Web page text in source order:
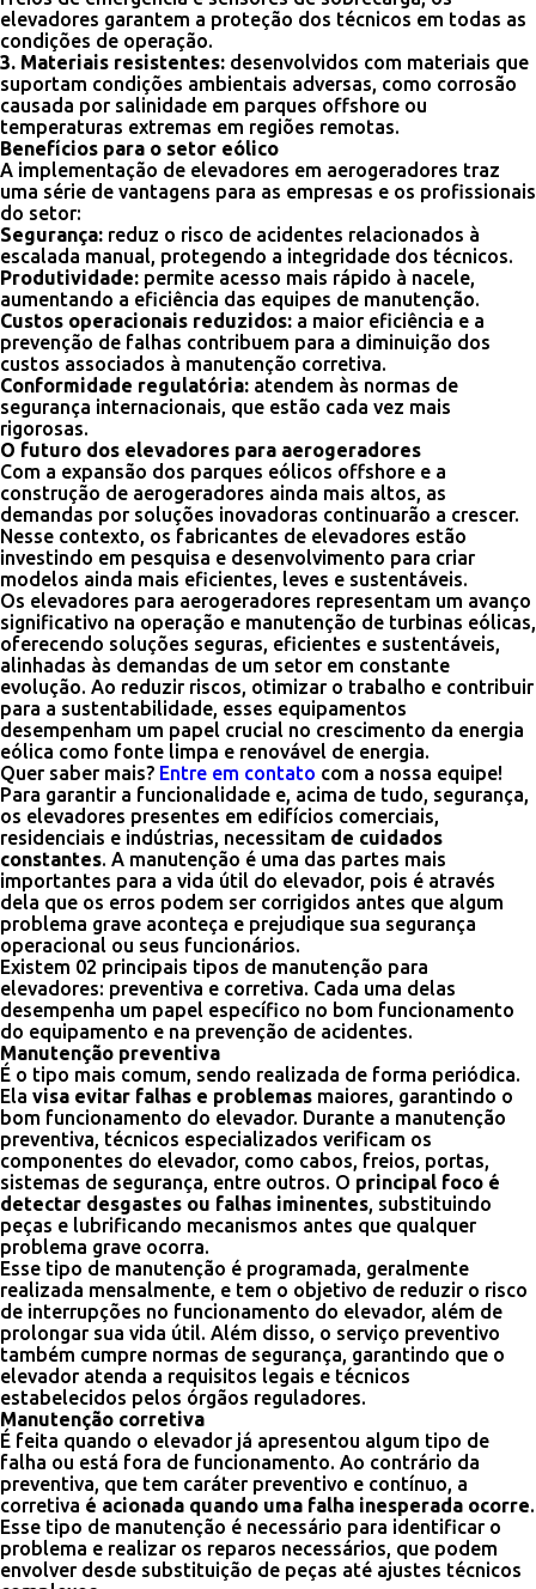
elevadores garantem a proteção dos técnicos em todas as
condições de operação.
3. Materiais resistentes: desenvolvidos com materiais que
suportam condições ambientais adversas, como corrosão
causada por salinidade em parques offshore ou
temperaturas extremas em regiões remotas.
Benefícios para o setor eólico
A implementação de elevadores em aerogeradores traz
uma série de vantagens para as empresas e os profissionais
do setor:
Segurança: reduz o risco de acidentes relacionados à
escalada manual, protegendo a integridade dos técnicos.
Produtividade: permite acesso mais rápido à nacele,
aumentando a eficiência das equipes de manutenção.
Custos operacionais reduzidos: a maior eficiência e a
prevenção de falhas contribuem para a diminuição dos
custos associados à manutenção corretiva.
Conformidade regulatória: atendem às normas de
segurança internacionais, que estão cada vez mais
rigorosas.
O futuro dos elevadores para aerogeradores
Com a expansão dos parques eólicos offshore e a
construção de aerogeradores ainda mais altos, as
demandas por soluções inovadoras continuarão a crescer.
Nesse contexto, os fabricantes de elevadores estão
investindo em pesquisa e desenvolvimento para criar
modelos ainda mais eficientes, leves e sustentáveis.
Os elevadores para aerogeradores representam um avanço
significativo na operação e manutenção de turbinas eólicas,
oferecendo soluções seguras, eficientes e sustentáveis,
alinhadas às demandas de um setor em constante
evolução. Ao reduzir riscos, otimizar o trabalho e contribuir
para a sustentabilidade, esses equipamentos
desempenham um papel crucial no crescimento da energia
eólica como fonte limpa e renovável de energia.
Quer saber mais? Entre em contato com a nossa equipe!
Para garantir a funcionalidade e, acima de tudo, segurança,
os elevadores presentes em edifícios comerciais,
residenciais e indústrias, necessitam de cuidados
constantes. A manutenção é uma das partes mais
importantes para a vida útil do elevador, pois é através
dela que os erros podem ser corrigidos antes que algum
problema grave aconteça e prejudique sua segurança
operacional ou seus funcionários.
Existem 02 principais tipos de manutenção para
elevadores: preventiva e corretiva. Cada uma delas
desempenha um papel específico no bom funcionamento
do equipamento e na prevenção de acidentes.
Manutenção preventiva
É o tipo mais comum, sendo realizada de forma periódica.
Ela visa evitar falhas e problemas maiores, garantindo o
bom funcionamento do elevador. Durante a manutenção
preventiva, técnicos especializados verificam os
componentes do elevador, como cabos, freios, portas,
sistemas de segurança, entre outros. O principal foco é
detectar desgastes ou falhas iminentes, substituindo
peças e lubrificando mecanismos antes que qualquer
problema grave ocorra.
Esse tipo de manutenção é programada, geralmente
realizada mensalmente, e tem o objetivo de reduzir o risco
de interrupções no funcionamento do elevador, além de
prolongar sua vida útil. Além disso, o serviço preventivo
também cumpre normas de segurança, garantindo que o
elevador atenda a requisitos legais e técnicos
estabelecidos pelos órgãos reguladores.
Manutenção corretiva
É feita quando o elevador já apresentou algum tipo de
falha ou está fora de funcionamento. Ao contrário da
preventiva, que tem caráter preventivo e contínuo, a
corretiva é acionada quando uma falha inesperada ocorre.
Esse tipo de manutenção é necessário para identificar o
problema e realizar os reparos necessários, que podem
envolver desde substituição de peças até ajustes técnicos